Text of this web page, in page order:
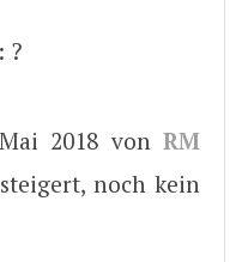
?
2018 von RM
noch kein